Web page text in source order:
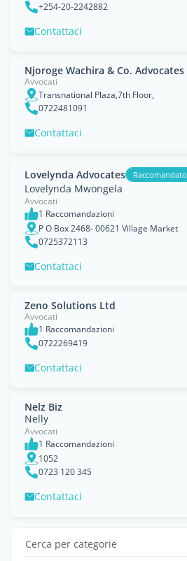
+254-20-2242882
Contattaci
Njoroge Wachira & Co. Advocates
Avvocati
Transnational Plaza,7th Floor,
0722481091
Contattaci
Lovelynda Advocates Raccomandato
Lovelynda Mwongela
Avvocati
1 Raccomandazioni
P O Box 2468- 00621 Village Market
0725372113
Contattaci
Zeno Solutions Ltd
Avvocati
1 Raccomandazioni
0722269419
Contattaci
Nelz Biz
Nelly
Avvocati
1 Raccomandazioni
1052
0723 120 345
Contattaci
Cerca per categorie